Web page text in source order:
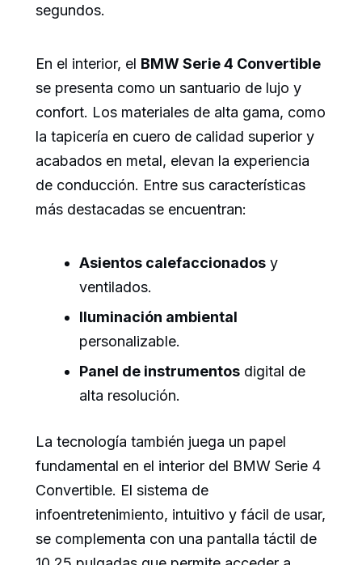
segundos.
En el interior, el BMW Serie 4 Convertible
se presenta como un santuario de lujo y
confort. Los materiales de alta gama, como
la tapicería en cuero de calidad superior y
acabados en metal, elevan la experiencia
de conducción. Entre sus características
más destacadas se encuentran:
Asientos calefaccionados y
ventilados.
Iluminación ambiental
personalizable.
Panel de instrumentos digital de
alta resolución.
La tecnología también juega un papel
fundamental en el interior del BMW Serie 4
Convertible. El sistema de
infoentretenimiento, intuitivo y fácil de usar,
se complementa con una pantalla táctil de